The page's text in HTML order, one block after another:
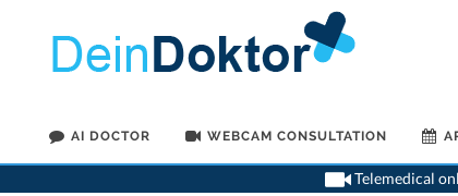
AI DOCTOR WEBCAM CONSULTATION
Telemedical